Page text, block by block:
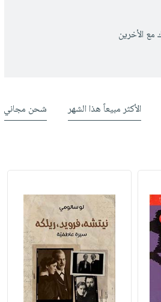
مع الأخرين
الأكثر مبيعاً هذا الشهر شحن مجاني